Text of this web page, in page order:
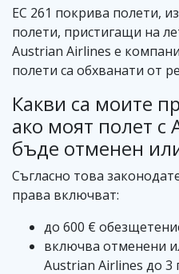
EC 261 покрива полети,
полети, пристигащи на
Austrian Airlines е
полети са обхванати от
Какви са моите
ако моят полет с
бъде отменен
Съгласно това
права включват:
до 600 €
включва отменени
Austrian Airlines до 3